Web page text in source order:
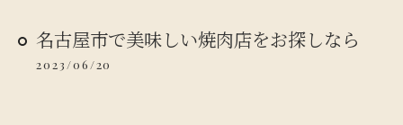
名古屋市で美味しい焼肉店をお探しなら
2023/06/20